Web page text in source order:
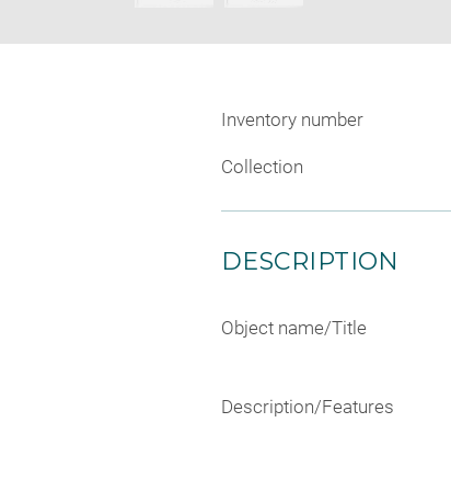
Inventory number
Collection
DESCRIPTION
Object name/Title
Description/Features